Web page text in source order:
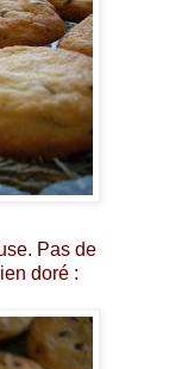
Pas de
doré :